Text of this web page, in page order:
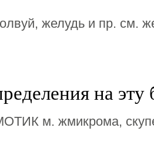
желудь и пр. см.
на эту
м. жмикрома,